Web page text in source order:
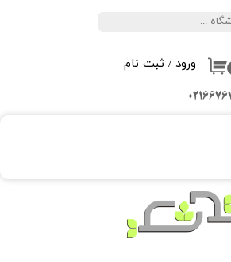
ورود / ثبت نام